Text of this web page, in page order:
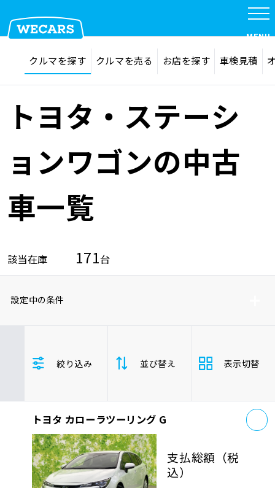
在庫検索 サイト内検索
MENU
クルマを探す
品質管理とサポート体制
オイル交換・点検・整備予約
企業情報
クルマを探す クルマを売る お店を探す 車検見積
トヨタ・ステーシ
ョンワゴンの中古
車一覧
該当在庫 171台
設定中の条件
絞り込み
並び替え
支払総
額
安い順 高
年式 新しい順
表示切替
トヨタ カローラツーリング G
支払総額 （税
込）